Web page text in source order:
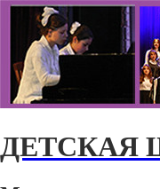
ДЕТСКАЯ